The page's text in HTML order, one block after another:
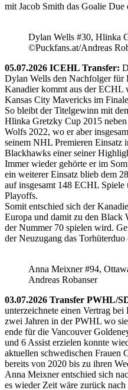
mit Jacob Smith das Goalie Due
Dylan Wells #30, Hlinka
©Puckfans.at/Andreas
05.07.2026 ICEHL Transfer:
Dylan Wells den Nachfolger für
Kanadier kommt aus der ECHL
Kansas City Mavericks im
So bleibt der Titelgewinn mit
Hlinka Gretzky Cup 2015
Wolfs 2022, wo er aber
seinem NHL Premieren
Blackhawks einer seiner
Immer wieder gehörte er im
ein weiterer Einsatz blieb dem
auf insgesamt 148 ECHL
Playoffs.
Somit entschied sich der
Europa und damit zu den
der Nummer 70 spielen wird.
der Neuzugang das Torhüterduo
Anna Meixner #94,
Andreas Robanser
03.07.2026 Transfer PWHL/
unterzeichnete einen Vertrag
zwei Jahren in der PWHL wo
ende für die Vancouver
und 6 Assist erzielen konnte
aktuellen schwedischen Frauen
bereits von 2020 bis zu ihren
Anna Meixner entschied sich
es wieder Zeit wäre zurück nach